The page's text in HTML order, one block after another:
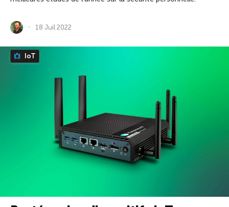
18 Juil 2022
IoT